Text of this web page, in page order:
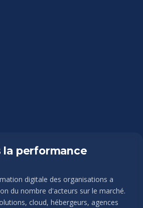
la performance
digitale des organisations a
du nombre d'acteurs sur le marché.
cloud, hébergeurs, agences